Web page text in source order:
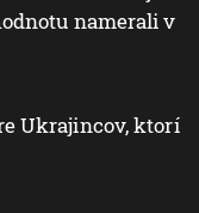
namerali v
Ukrajincov, ktorí